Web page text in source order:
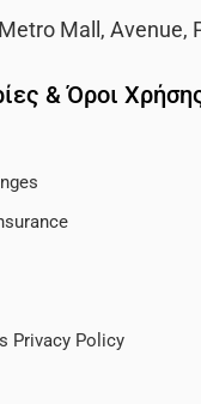
Mall , Avenue,
& Όροι
Privacy Policy